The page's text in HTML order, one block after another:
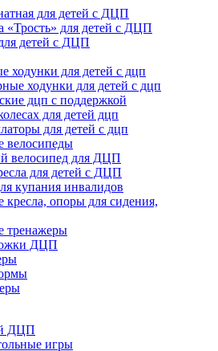
для детей с ДЦП
«Трость» для детей с ДЦП
детей с ДЦП
ходунки для детей с дцп
ходунки для детей с дцп
дцп с поддержкой
для детей дцп
для детей с дцп
велосипеды
велосипед для ДЦП
для детей с ДЦП
купания инвалидов
опоры для сидения,
тренажеры
ДЦП
ДЦП
игры